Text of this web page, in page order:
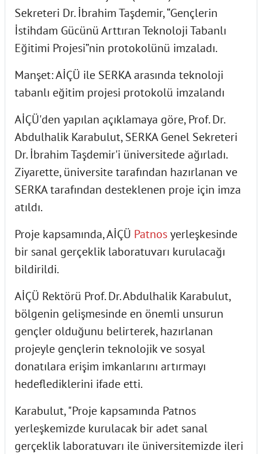
Sekreteri Dr. İbrahim Taşdemir, “Gençlerin
İstihdam Gücünü Arttıran Teknoloji Tabanlı
Eğitimi Projesi”nin protokolünü imzaladı.
Manşet: AİÇÜ ile SERKA arasında teknoloji
tabanlı eğitim projesi protokolü imzalandı
AİÇÜ'den yapılan açıklamaya göre, Prof. Dr.
Abdulhalik Karabulut, SERKA Genel Sekreteri
Dr. İbrahim Taşdemir'i üniversitede ağırladı.
Ziyarette, üniversite tarafından hazırlanan ve
SERKA tarafından desteklenen proje için imza
atıldı.
Proje kapsamında, AİÇÜ Patnosyerleşkesinde
bir sanal gerçeklik laboratuvarı kurulacağı
bildirildi.
AİÇÜ Rektörü Prof. Dr. Abdulhalik Karabulut,
bölgenin gelişmesinde en önemli unsurun
gençler olduğunu belirterek, hazırlanan
projeyle gençlerin teknolojik ve sosyal
donatılara erişim imkanlarını artırmayı
hedeflediklerini ifade etti.
Karabulut, "Proje kapsamında Patnos
yerleşkemizde kurulacak bir adet sanal
gerçeklik laboratuvarı ile üniversitemizde ileri